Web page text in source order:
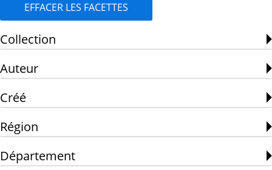
EFFACER LES FACETTES
Collection
Auteur
Créé
Région
Département